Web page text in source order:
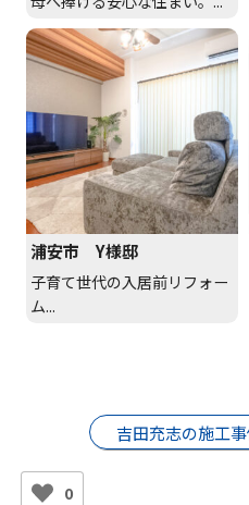
浦安市 Y様邸
子育て世代の入居前リフォー
ム...
吉田充志の施工
0